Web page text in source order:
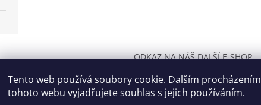
Tento web používá soubory cookie. Dalším procházením
tohoto webu vyjadřujete souhlas s jejich používáním.
ODKAZ NA NÁŠ DALŠÍ E-SHOP